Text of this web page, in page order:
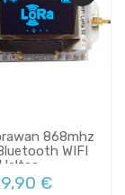
868mhz
WIFI
Heltec...
€